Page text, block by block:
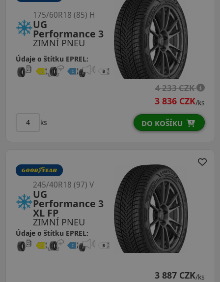
ZIMNÍ PNEU
UG
Performance 3
175/60R18 (85) H
Údaje o štítku EPREL:
4 233 CZK
3 836 CZK/ks
ks DO KOŠÍKU
ZIMNÍ PNEU
UG
Performance 3
XL FP
245/40R18 (97) V
Údaje o štítku EPREL:
3 887 CZK/ks